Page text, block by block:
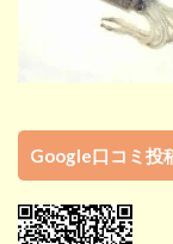
Google口コミ投